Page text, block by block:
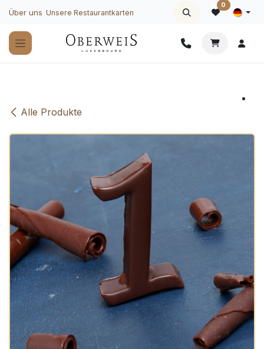
Zum Inhalt springen
Über uns Unsere Restaurantkarten
0
Alle Produkte